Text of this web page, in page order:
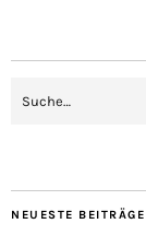
NEUESTE BEITRÄGE